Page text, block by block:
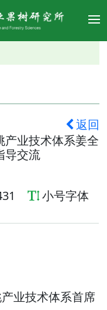
返回
产业技术体系姜全
导交流
小号字体
业技术体系首席